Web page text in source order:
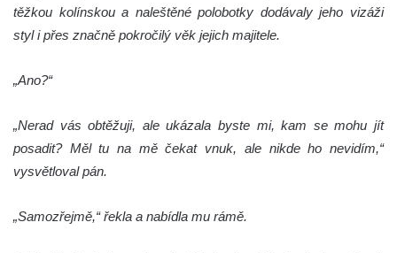
těžkou kolínskou a naleštěné polobotky dodávaly jeho vizáži
styl i přes značně pokročilý věk jejich majitele.
„Ano?“
„Nerad vás obtěžuji, ale ukázala byste mi, kam se mohu jít
posadit? Měl tu na mě čekat vnuk, ale nikde ho nevidím,“
vysvětloval pán.
„Samozřejmě,“ řekla a nabídla mu rámě.